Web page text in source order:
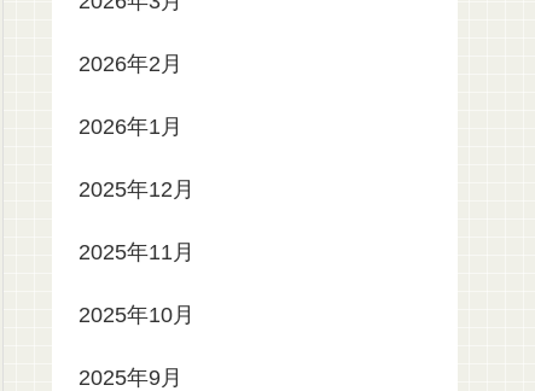
2026年2月
2026年1月
2025年12月
2025年11月
2025年10月
2025年9月